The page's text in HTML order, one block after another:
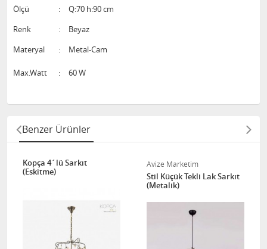
Ölçü
:
Q:70 h:90 cm
Renk
:
Beyaz
Materyal
: Metal-Cam
Max.Watt : 60 W
Benzer Ürünler
Kopça 4´lü Sarkıt
(Eskitme)
Avize Marketim
Stil Küçük Tekli Lak Sarkıt
(Metalik)